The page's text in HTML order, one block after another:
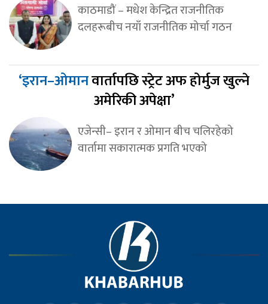
काठमाडौं – मधेश केन्द्रित राजनीतिक
दलहरूबीच नयाँ राजनीतिक मोर्चा गठन
‘इरान–ओमानवार्तापछि स्ट्रेट अफ होर्मुज खुल्ने
अमेरिकी अपेक्षा’
एजेन्सी– इरान र ओमान बीच चलिरहेको
वार्तामा सकारात्मक प्रगति भएको